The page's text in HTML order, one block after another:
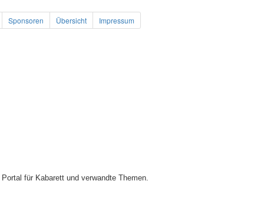
Sponsoren Übersicht Impressum
Portal für Kabarett und verwandte Themen.